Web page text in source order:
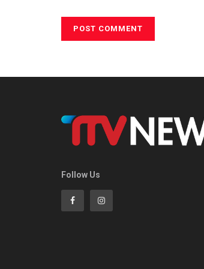
Follow Us